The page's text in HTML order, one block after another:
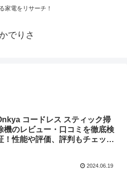
家電をリサーチ！
かでりさ
コードレス スティック掃
機のレビュー・口コミを徹底検
！性能や評価、評判もチェッ
2024.06.19